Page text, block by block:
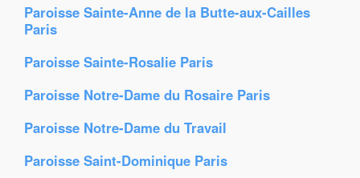
Paroisse Sainte-Anne de la Butte-aux-Cailles
Paris
Paroisse Sainte-Rosalie Paris
Paroisse Notre-Dame du Rosaire Paris
Paroisse Notre-Dame du Travail
Paroisse Saint-Dominique Paris